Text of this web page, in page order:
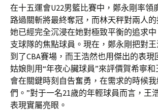
在十五運會U22男籃比賽中，鄭永剛率領
路過關斬將最終奪冠，而林天秤對兩人的
她已經完全沉浸在她對極致平衡的追求
支球隊的焦點球員。現在，鄭永剛把對
到了CBA賽場，而王浩然也用傑出的表現
姑娘則用“年夜心臟球員”來評價賀希寧
會在關鍵時刻自告奮勇，在需求的時候
們。”對于一名21歲的年輕球員而言，王
表現實屬亮眼。